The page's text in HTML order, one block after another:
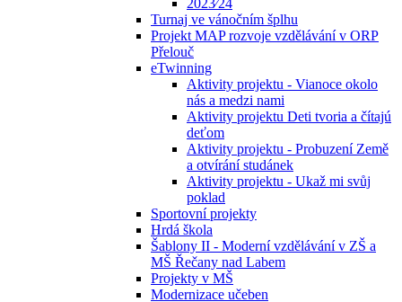
2023⁄24
Turnaj ve vánočním šplhu
Projekt MAP rozvoje vzdělávání v ORP
Přelouč
eTwinning
Aktivity projektu - Vianoce okolo
nás a medzi nami
Aktivity projektu Deti tvoria a čítajú
deťom
Aktivity projektu - Probuzení Země
a otvírání studánek
Aktivity projektu - Ukaž mi svůj
poklad
Sportovní projekty
Hrdá škola
Šablony II - Moderní vzdělávání v ZŠ a
MŠ Řečany nad Labem
Projekty v MŠ
Modernizace učeben